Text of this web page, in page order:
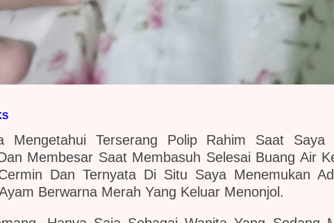
Mengetahui Terserang Polip Rahim Saat Saya
Membesar Saat Membasuh Selesai Buang Air
Dan Ternyata Di Situ Saya Menemukan
Berwarna Merah Yang Keluar Menonjol.